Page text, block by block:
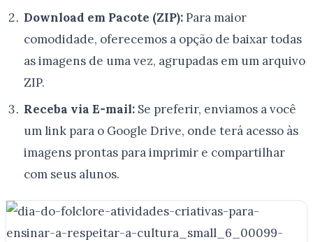
Download em Pacote (ZIP):Para maior
comodidade, oferecemos a opção de baixar todas
as imagens de uma vez, agrupadas em um arquivo
ZIP.
Receba via E-mail:Se preferir, enviamos a você
um link para o Google Drive, onde terá acesso às
imagens prontas para imprimir e compartilhar
com seus alunos.